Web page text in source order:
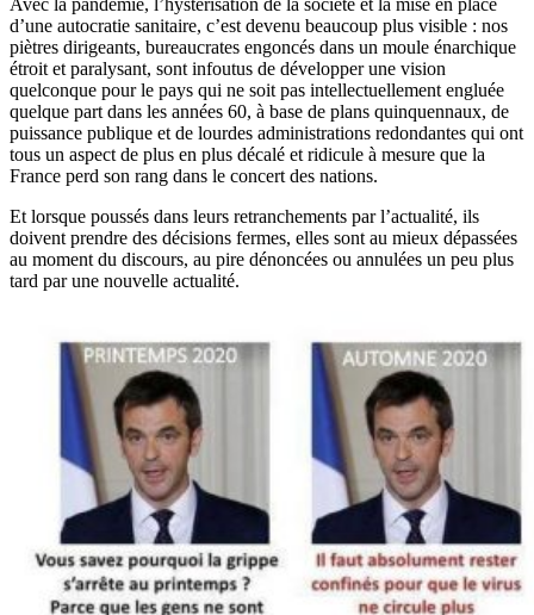
Avec la pandémie, l’hystérisation de la société et la mise en place
d’une autocratie sanitaire, c’est devenu beaucoup plus visible : nos
piètres dirigeants, bureaucrates engoncés dans un moule énarchique
étroit et paralysant, sont infoutus de développer une vision
quelconque pour le pays qui ne soit pas intellectuellement engluée
quelque part dans les années 60, à base de plans quinquennaux, de
puissance publique et de lourdes administrations redondantes qui ont
tous un aspect de plus en plus décalé et ridicule à mesure que la
France perd son rang dans le concert des nations.
Et lorsque poussés dans leurs retranchements par l’actualité, ils
doivent prendre des décisions fermes, elles sont au mieux dépassées
au moment du discours, au pire dénoncées ou annulées un peu plus
tard par une nouvelle actualité.